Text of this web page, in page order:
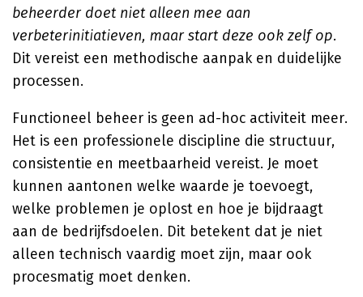
beheerder doet niet alleen mee aan
verbeterinitiatieven, maar start deze ook zelf op.
Dit vereist een methodische aanpak en duidelijke
processen.
Functioneel beheer is geen ad-hoc activiteit meer.
Het is een professionele discipline die structuur,
consistentie en meetbaarheid vereist. Je moet
kunnen aantonen welke waarde je toevoegt,
welke problemen je oplost en hoe je bijdraagt
aan de bedrijfsdoelen. Dit betekent dat je niet
alleen technisch vaardig moet zijn, maar ook
procesmatig moet denken.